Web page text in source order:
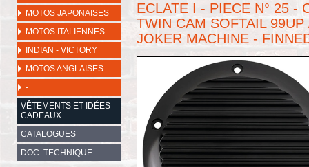
MOTOS JAPONAISES
MOTOS ITALIENNES
INDIAN - VICTORY
MOTOS ANGLAISES
-
VÊTEMENTS ET IDÉES
CADEAUX
CATALOGUES
DOC. TECHNIQUE
ECLATE I - PIECE N° 25 -
TWIN CAM SOFTAIL
JOKER MACHINE -